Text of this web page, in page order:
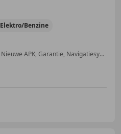
Elektro/Benzine
Alarm, Parkeerhulp met camera, Nieuwe APK, Garantie, Navigatiesysteem, Parkeerhulp voor, LED verlichting, Airbag bestuurder